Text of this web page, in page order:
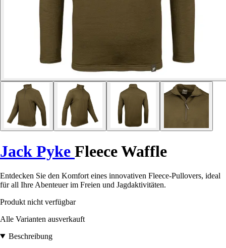
Jack Pyke Fleece Waffle
Entdecken Sie den Komfort eines innovativen Fleece-Pullovers, ideal
für all Ihre Abenteuer im Freien und Jagdaktivitäten.
Produkt nicht verfügbar
Alle Varianten ausverkauft
Beschreibung